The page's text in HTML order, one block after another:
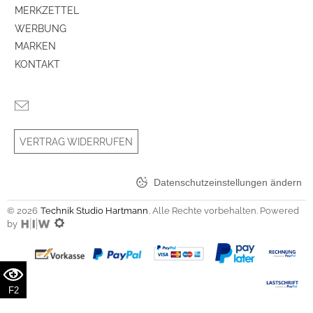
F2
MERKZETTEL
WERBUNG
MARKEN
KONTAKT
VERTRAG WIDERRUFEN
Datenschutzeinstellungen ändern
© 2026 Technik Studio Hartmann . Alle Rechte vorbehalten. Powered
by